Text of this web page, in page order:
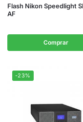
Flash Nikon Speedlight
AF
Comprar
-23%